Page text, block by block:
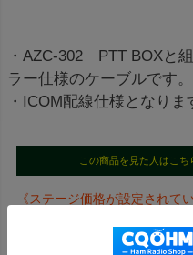
・AZC-302 PTT BOXと
ラー仕様のケーブルです。
・ICOM配線仕様となりま
この商品を見た人はこ
《ステージ価格が設定されて